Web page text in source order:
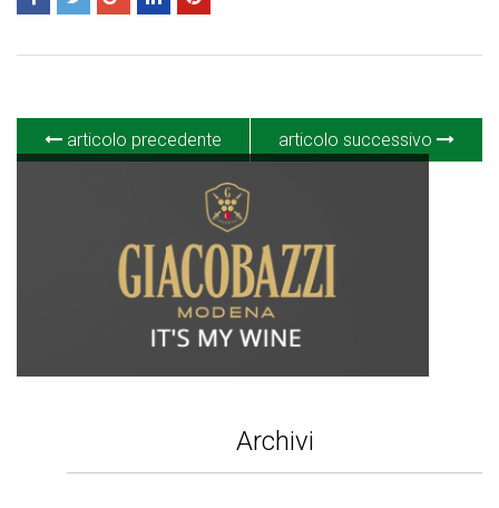
articolo precedente articolo successivo
Archivi